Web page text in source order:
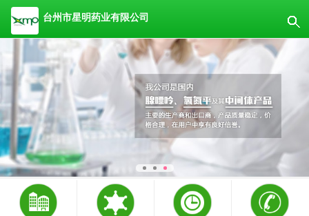
台州市星明药业有限公司